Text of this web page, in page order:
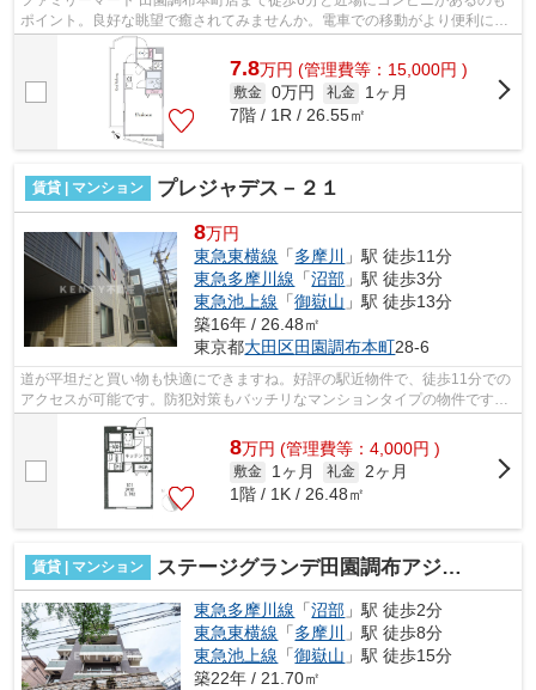
ポイント。良好な眺望で癒されてみませんか。電車での移動がより便利にな
る、2駅利用可能なマンションです。こ...
7.8万円 (管理費等：15,000円 )
敷金 0万円 礼金
1ヶ月
7階 / 1R / 26.55㎡
賃貸 | マンション プレジャデス－２１
8万円
東急東横線 「多摩川
」駅 徒歩11分
東急多摩川線 「沼部 」駅 徒歩3分
東急池上線 「御嶽山 」駅 徒歩13分
築16年 / 26.48㎡
東京都大田区田園調布本町28-6
道が平坦だと買い物も快適にできますね。好評の駅近物件で、徒歩11分での
アクセスが可能です。防犯対策もバッチリなマンションタイプの物件です。
目的に応じて駅を選べることが、2駅利...
8万円 (管理費等：4,000円 )
敷金 1ヶ月 礼金 2ヶ月
1階 / 1K / 26.48㎡
賃貸 | マンション ステージグランデ田園調布アジールコート
東急多摩川線 「沼部 」駅 徒歩2分
東急東横線 「多摩川
」駅 徒歩8分
東急池上線 「御嶽山 」駅 徒歩15分
築22年 / 21.70㎡